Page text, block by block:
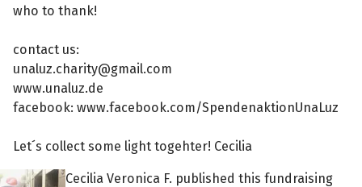
who to thank!
contact us:
unaluz.charity@gmail.com
www.unaluz.de
facebook: www.facebook.com/SpendenaktionUnaLuz
Let´s collect some light togehter! Cecilia
Cecilia Veronica F. published this fundraising